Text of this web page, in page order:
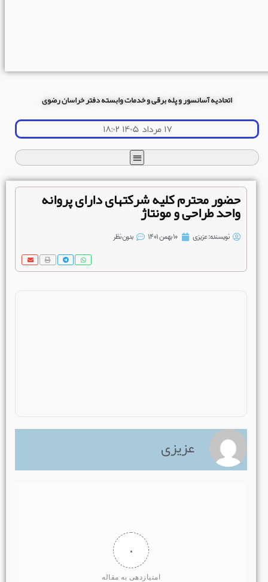
اتحادیه آسانسور و پله برقی و خدمات وابسته دفتر خراسان رضوی
۱۷ مرداد ۱۴۰۵ ۱۸:۰۲
حضور محترم کلیه شرکتهای دارای پروانه
واحد طراحی و مونتاژ
نویسنده:عزیزی ۱۰ بهمن ۱۴۰۱ بدون نظر
عزیزی
۰
امتیازدهی به مقاله